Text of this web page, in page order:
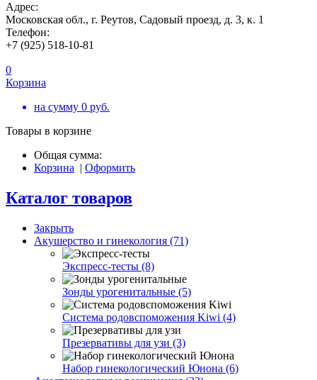
Адрес:
Московская обл., г. Реутов, Садовый проезд, д. 3, к. 1
Телефон:
+7 (925) 518-10-81
0
Корзина
на сумму 0 руб.
Товары в корзине
Общая сумма:
Корзина | Оформить
Каталог товаров
Закрыть
Акушерство и гинекология (71)
Экспресс-тесты (8)
Зонды урогенитальные (5)
Система родовспоможения Kiwi (4)
Презервативы для узи (3)
Набор гинекологический Юнона (6)